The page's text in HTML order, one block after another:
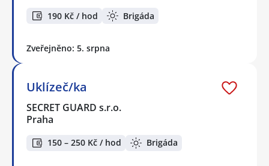
190 Kč / hod Brigáda
Zveřejněno: 5. srpna
Uklízeč/ka
SECRET GUARD s.r.o.
Praha
150 – 250 Kč / hod Brigáda